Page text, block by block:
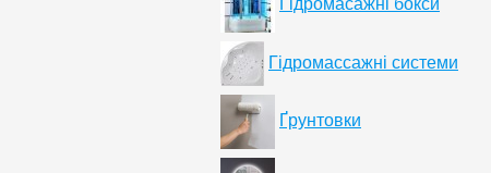
Гідромасажні бокси
Гідромассажні системи
Ґрунтовки